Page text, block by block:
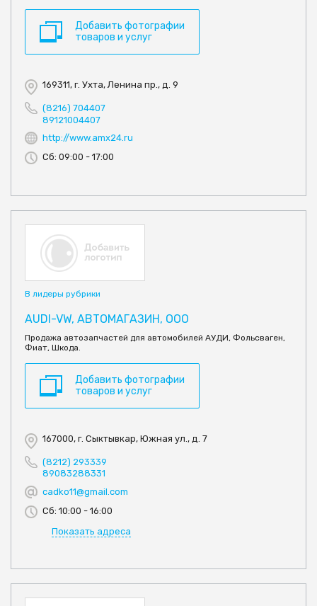
Добавить фотографии
товаров и услуг
169311, г. Ухта, Ленина пр., д. 9
(8216) 704407
89121004407
http://www.amx24.ru
Сб: 09:00 - 17:00
В лидеры рубрики
AUDI-VW, АВТОМАГАЗИН, ООО
Продажа автозапчастей для автомобилей АУДИ, Фольсваген,
Фиат, Шкода.
Добавить фотографии
товаров и услуг
167000, г. Сыктывкар, Южная ул., д. 7
(8212) 293339
89083288331
cadko11@gmail.com
Сб: 10:00 - 16:00
Показать адреса